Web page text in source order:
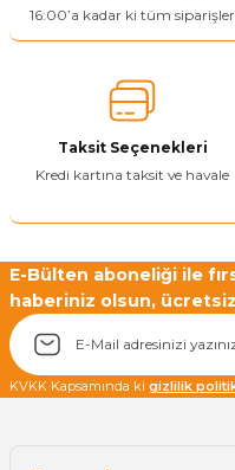
16:00’a kadar ki tüm siparişler
Taksit Seçenekleri
Kredi kartına taksit ve havale
E-Bülten aboneliği ile
haberiniz olsun,
KVKK Kapsamında ki gizlilik